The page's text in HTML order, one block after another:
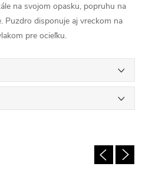
na svojom opasku, popruhu na
Puzdro disponuje aj vreckom na
pre ocieľku.